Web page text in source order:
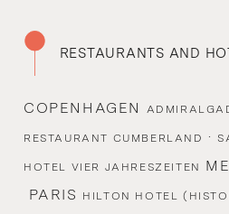
RESTAURANTS AND
COPENHAGEN
RESTAURANT CUMBERLAND ·
HOTEL VIER JAHRESZEITEN
PARIS HILTON HOTEL